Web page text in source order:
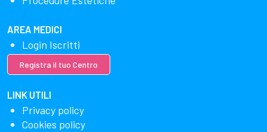
AREA MEDICI
Login Iscritti
Registra il tuo Centro
LINK UTILI
Privacy policy
Cookies policy